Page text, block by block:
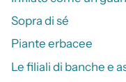
Sopra di sé
Piante erbacee
Le filiali di banche e